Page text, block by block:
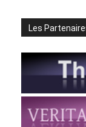
Les